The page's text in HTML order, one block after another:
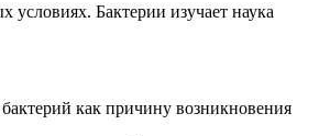
Бактерии изучает наука
как причину возникновения